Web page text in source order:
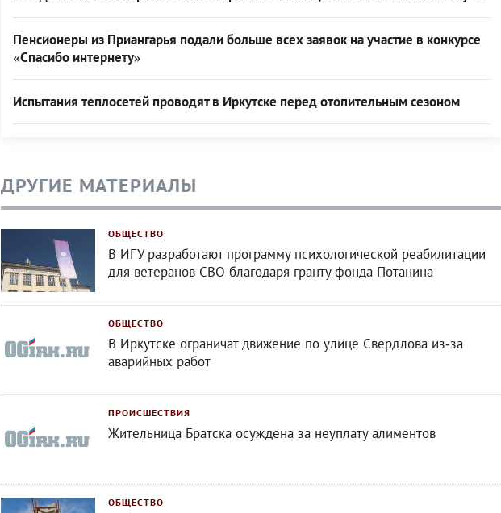
Пенсионеры из Приангарья подали больше всех заявок на участие в конкурсе
«Спасибо интернету»
Испытания теплосетей проводят в Иркутске перед отопительным сезоном
ДРУГИЕ МАТЕРИАЛЫ
ОБЩЕСТВО
В ИГУ разработают программу психологической реабилитации
для ветеранов СВО благодаря гранту фонда Потанина
ОБЩЕСТВО
В Иркутске ограничат движение по улице Свердлова из‑за
аварийных работ
ПРОИСШЕСТВИЯ
Жительница Братска осуждена за неуплату алиментов
ОБЩЕСТВО